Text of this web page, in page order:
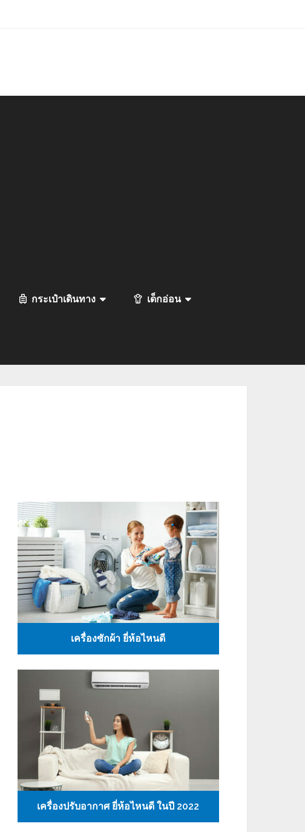
กระเป๋าเดินทาง เด็กอ่อน
เครื่องซักผ้า ยี่ห้อไหนดี
เครื่องปรับอากาศ ยี่ห้อไหนดี ในปี 2022